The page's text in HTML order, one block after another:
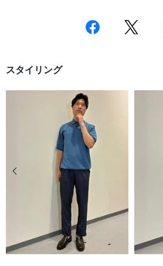
スタイリング
前の画像